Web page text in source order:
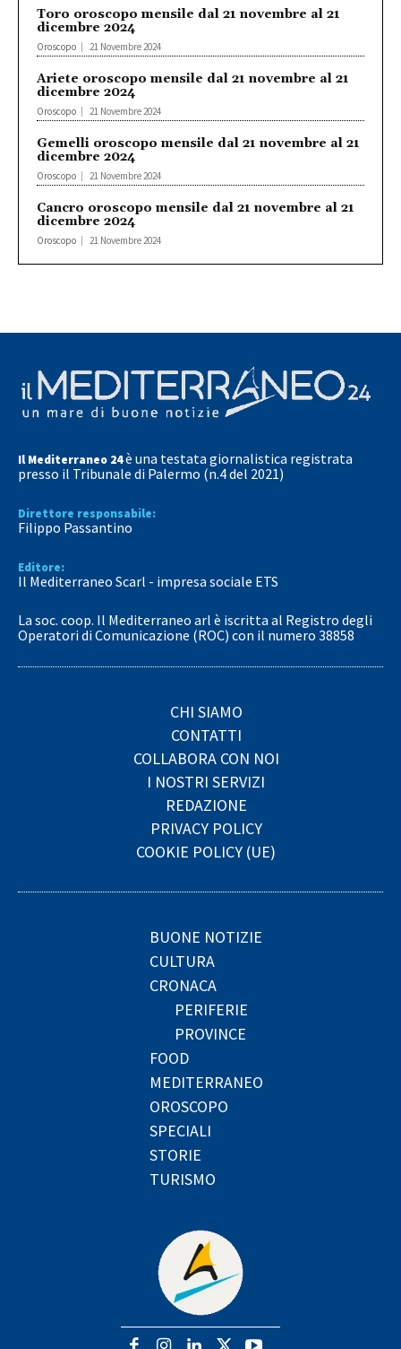
Toro oroscopo mensile dal 21 novembre al 21
dicembre 2024
Oroscopo 21 Novembre 2024
Ariete oroscopo mensile dal 21 novembre al 21
dicembre 2024
Oroscopo 21 Novembre 2024
Gemelli oroscopo mensile dal 21 novembre al 21
dicembre 2024
Oroscopo 21 Novembre 2024
Cancro oroscopo mensile dal 21 novembre al 21
dicembre 2024
Oroscopo 21 Novembre 2024
Il Mediterraneo 24è una testata giornalistica registrata
presso il Tribunale di Palermo (n.4 del 2021)
Direttore responsabile:
Filippo Passantino
Editore:
Il Mediterraneo Scarl - impresa sociale ETS
La soc. coop. Il Mediterraneo arl è iscritta al Registro degli
Operatori di Comunicazione (ROC) con il numero 38858
CHI SIAMO
CONTATTI
COLLABORA CON NOI
I NOSTRI SERVIZI
REDAZIONE
PRIVACY POLICY
COOKIE POLICY (UE)
BUONE NOTIZIE
CULTURA
CRONACA
PERIFERIE
PROVINCE
FOOD
MEDITERRANEO
OROSCOPO
SPECIALI
STORIE
TURISMO